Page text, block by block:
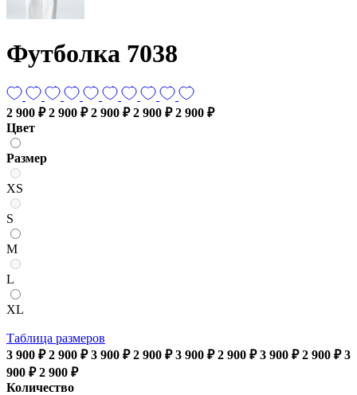
Футболка 7038
2 900 ₽ 2 900 ₽ 2 900 ₽ 2 900 ₽ 2 900 ₽
Цвет
Размер
XS
S
M
L
XL
Таблица размеров
3 900 ₽ 2 900 ₽ 3 900 ₽ 2 900 ₽ 3 900 ₽ 2 900 ₽ 3 900 ₽ 2 900 ₽ 3
900 ₽ 2 900 ₽
Количество